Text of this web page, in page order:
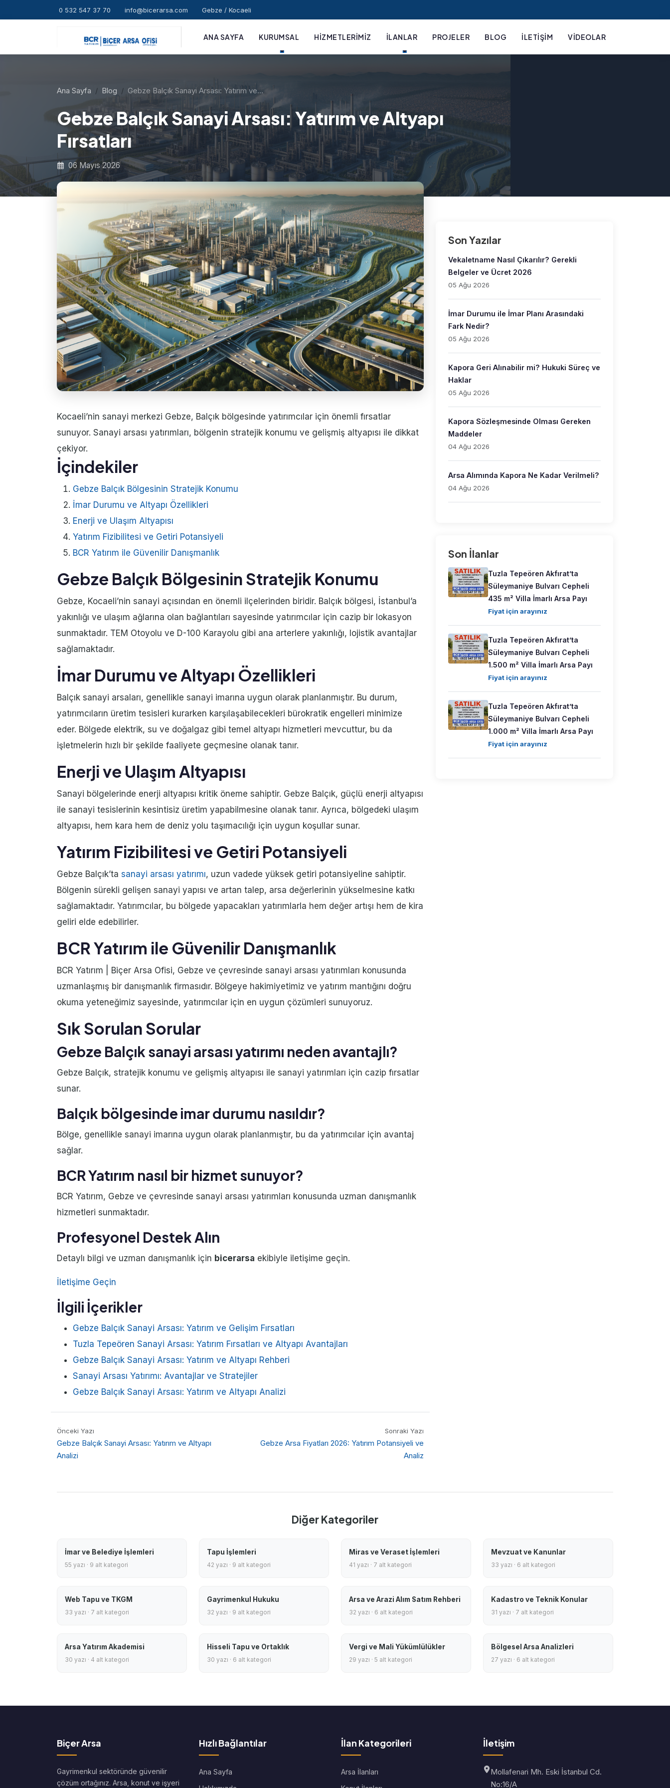
0 532 547 37 70 info@bicerarsa.com Gebze / Kocaeli
ANA SAYFA KURUMSAL HIZMETLERIMIZ İLANLAR PROJELER BLOG İLETIŞIM VIDEOLAR
Ana Sayfa Blog Gebze Balçık Sanayi Arsası: Yatırım ve…
Gebze Balçık Sanayi Arsası: Yatırım ve Altyapı
Fırsatları
06 Mayıs 2026
Kocaeli’nin sanayi merkezi Gebze, Balçık bölgesinde yatırımcılar için önemli fırsatlar
sunuyor. Sanayi arsası yatırımları, bölgenin stratejik konumu ve gelişmiş altyapısı ile dikkat
çekiyor.
İçindekiler
Gebze Balçık Bölgesinin Stratejik Konumu
İmar Durumu ve Altyapı Özellikleri
Enerji ve Ulaşım Altyapısı
Yatırım Fizibilitesi ve Getiri Potansiyeli
BCR Yatırım ile Güvenilir Danışmanlık
Gebze Balçık Bölgesinin Stratejik Konumu
Gebze, Kocaeli’nin sanayi açısından en önemli ilçelerinden biridir. Balçık bölgesi, İstanbul’a
yakınlığı ve ulaşım ağlarına olan bağlantıları sayesinde yatırımcılar için cazip bir lokasyon
sunmaktadır. TEM Otoyolu ve D-100 Karayolu gibi ana arterlere yakınlığı, lojistik avantajlar
sağlamaktadır.
İmar Durumu ve Altyapı Özellikleri
Balçık sanayi arsaları, genellikle sanayi imarına uygun olarak planlanmıştır. Bu durum,
yatırımcıların üretim tesisleri kurarken karşılaşabilecekleri bürokratik engelleri minimize
eder. Bölgede elektrik, su ve doğalgaz gibi temel altyapı hizmetleri mevcuttur, bu da
işletmelerin hızlı bir şekilde faaliyete geçmesine olanak tanır.
Enerji ve Ulaşım Altyapısı
Sanayi bölgelerinde enerji altyapısı kritik öneme sahiptir. Gebze Balçık, güçlü enerji altyapısı
ile sanayi tesislerinin kesintisiz üretim yapabilmesine olanak tanır. Ayrıca, bölgedeki ulaşım
altyapısı, hem kara hem de deniz yolu taşımacılığı için uygun koşullar sunar.
Yatırım Fizibilitesi ve Getiri Potansiyeli
Gebze Balçık’ta sanayi arsası yatırımı, uzun vadede yüksek getiri potansiyeline sahiptir.
Bölgenin sürekli gelişen sanayi yapısı ve artan talep, arsa değerlerinin yükselmesine katkı
sağlamaktadır. Yatırımcılar, bu bölgede yapacakları yatırımlarla hem değer artışı hem de kira
geliri elde edebilirler.
BCR Yatırım ile Güvenilir Danışmanlık
BCR Yatırım | Biçer Arsa Ofisi, Gebze ve çevresinde sanayi arsası yatırımları konusunda
uzmanlaşmış bir danışmanlık firmasıdır. Bölgeye hakimiyetimiz ve yatırım mantığını doğru
okuma yeteneğimiz sayesinde, yatırımcılar için en uygun çözümleri sunuyoruz.
Sık Sorulan Sorular
Gebze Balçık sanayi arsası yatırımı neden avantajlı?
Gebze Balçık, stratejik konumu ve gelişmiş altyapısı ile sanayi yatırımları için cazip fırsatlar
sunar.
Balçık bölgesinde imar durumu nasıldır?
Bölge, genellikle sanayi imarına uygun olarak planlanmıştır, bu da yatırımcılar için avantaj
sağlar.
BCR Yatırım nasıl bir hizmet sunuyor?
BCR Yatırım, Gebze ve çevresinde sanayi arsası yatırımları konusunda uzman danışmanlık
hizmetleri sunmaktadır.
Profesyonel Destek Alın
Detaylı bilgi ve uzman danışmanlık için bicerarsa ekibiyle iletişime geçin.
İletişime Geçin
İlgili İçerikler
Gebze Balçık Sanayi Arsası: Yatırım ve Gelişim Fırsatları
Tuzla Tepeören Sanayi Arsası: Yatırım Fırsatları ve Altyapı Avantajları
Gebze Balçık Sanayi Arsası: Yatırım ve Altyapı Rehberi
Sanayi Arsası Yatırımı: Avantajlar ve Stratejiler
Gebze Balçık Sanayi Arsası: Yatırım ve Altyapı Analizi
Önceki Yazı
Gebze Balçık Sanayi Arsası: Yatırım ve Altyapı
Analizi
Sonraki Yazı
Gebze Arsa Fiyatları 2026: Yatırım Potansiyeli ve
Analiz
Son Yazılar
Vekaletname Nasıl Çıkarılır? Gerekli
Belgeler ve Ücret 2026
05 Ağu 2026
İmar Durumu ile İmar Planı Arasındaki
Fark Nedir?
05 Ağu 2026
Kapora Geri Alınabilir mi? Hukuki Süreç ve
Haklar
05 Ağu 2026
Kapora Sözleşmesinde Olması Gereken
Maddeler
04 Ağu 2026
Arsa Alımında Kapora Ne Kadar Verilmeli?
04 Ağu 2026
Son İlanlar
Tuzla Tepeören Akfırat’ta
Süleymaniye Bulvarı Cepheli
435 m² Villa İmarlı Arsa Payı
Fiyat için arayınız
Tuzla Tepeören Akfırat’ta
Süleymaniye Bulvarı Cepheli
1.500 m² Villa İmarlı Arsa Payı
Fiyat için arayınız
Tuzla Tepeören Akfırat’ta
Süleymaniye Bulvarı Cepheli
1.000 m² Villa İmarlı Arsa Payı
Fiyat için arayınız
Diğer Kategoriler
İmar ve Belediye İşlemleri
55 yazı · 9 alt kategori
Tapu İşlemleri
42 yazı · 9 alt kategori
Miras ve Veraset İşlemleri
41 yazı · 7 alt kategori
Mevzuat ve Kanunlar
33 yazı · 6 alt kategori
Web Tapu ve TKGM
33 yazı · 7 alt kategori
Gayrimenkul Hukuku
32 yazı · 9 alt kategori
Arsa ve Arazi Alım Satım Rehberi
32 yazı · 6 alt kategori
Kadastro ve Teknik Konular
31 yazı · 7 alt kategori
Arsa Yatırım Akademisi
30 yazı · 4 alt kategori
Hisseli Tapu ve Ortaklık
30 yazı · 6 alt kategori
Vergi ve Mali Yükümlülükler
29 yazı · 5 alt kategori
Bölgesel Arsa Analizleri
27 yazı · 6 alt kategori
Biçer Arsa
Gayrimenkul sektöründe güvenilir
çözüm ortağınız. Arsa, konut ve işyeri
Hızlı Bağlantılar
Ana Sayfa
İlan Kategorileri
Arsa İlanları
İletişim
Mollafenari Mh. Eski İstanbul Cd.
No:16/A